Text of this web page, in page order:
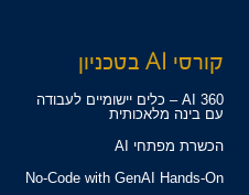
קורסי AI בטכניון
360 AI – כלים יישומיים לעבודה
עם בינה מלאכותית
הכשרת מפתחי AI
No-Code with GenAI Hands-On